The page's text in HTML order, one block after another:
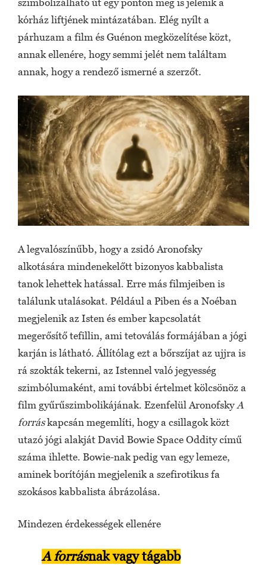
szimbolizálható út egy ponton meg is jelenik a
kórház liftjének mintázatában. Elég nyílt a
párhuzam a film és Guénon megközelítése közt,
annak ellenére, hogy semmi jelét nem találtam
annak, hogy a rendező ismerné a szerzőt.
A legvalószínűbb, hogy a zsidó Aronofsky
alkotására mindenekelőtt bizonyos kabbalista
tanok lehettek hatással. Erre más filmjeiben is
találunk utalásokat. Például a Piben és a Noéban
megjelenik az Isten és ember kapcsolatát
megerősítő tefillin, ami tetoválás formájában a jógi
karján is látható. Állítólag ezt a bőrszíjat az ujjra is
rá szokták tekerni, az Istennel való jegyesség
szimbólumaként, ami további értelmet kölcsönöz a
film gyűrűszimbolikájának. Ezenfelül AronofskyA
forráskapcsán megemlíti, hogy a csillagok közt
utazó jógi alakját David Bowie Space Oddity című
száma ihlette. Bowie-nak pedig van egy lemeze,
aminek borítóján megjelenik a szefirotikus fa
szokásos kabbalista ábrázolása.
Mindezen érdekességek ellenére
A forrásnak vagy tágabb